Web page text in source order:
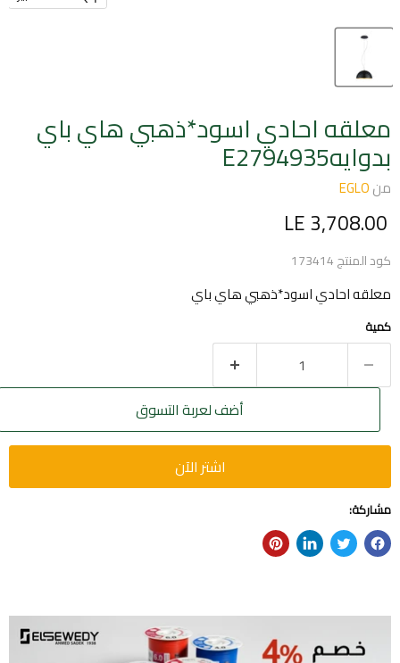
معلقه احادي اسود*ذهبي هاي باي
بدوايهE2794935
منEGLO
السعر الحالي
LE 3,708.00
كود المنتج173414
معلقه احادي اسود*ذهبي هاي باي
كمية
أضف لعربة التسوق
اشتر الآن
مشاركة: